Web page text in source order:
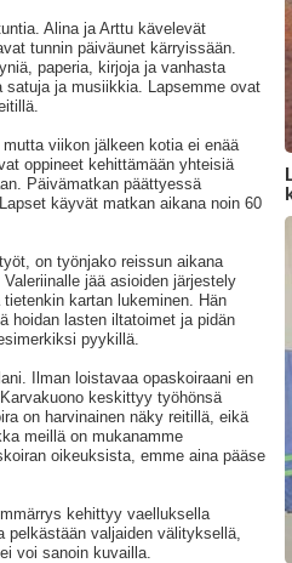
Alina ja Arttu kävelevät
tunnin päiväunet kärryissään.
paperia, kirjoja ja vanhasta
satuja ja musiikkia. Lapsemme ovat
viikon jälkeen kotia ei enää
oppineet kehittämään yhteisiä
Päivämatkan päättyessä
käyvät matkan aikana noin 60
on työnjako reissun aikana
jää asioiden järjestely
kartan lukeminen. Hän
hoidan lasten iltatoimet ja pidän
pyykillä.
Ilman loistavaa opaskoiraani en
keskittyy työhönsä
on harvinainen näky reitillä, eikä
meillä on mukanamme
oikeuksista, emme aina pääse
kehittyy vaelluksella
pelkästään valjaiden välityksellä,
voi sanoin kuvailla.